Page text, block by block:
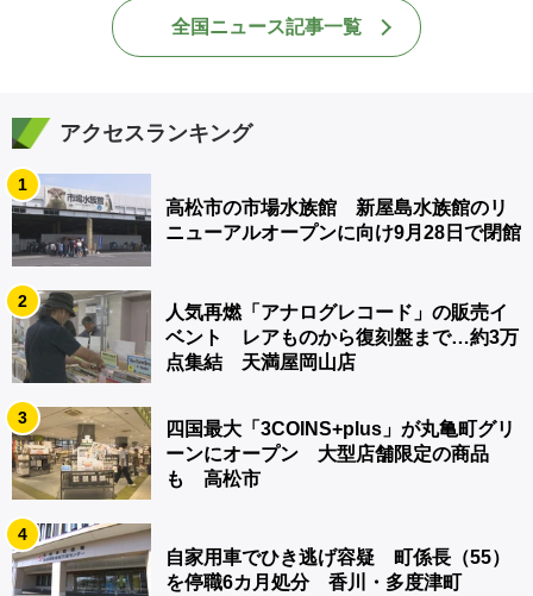
全国ニュース記事一覧
アクセスランキング
1
高松市の市場水族館 新屋島水族館のリ
ニューアルオープンに向け9月28日で閉館
2
人気再燃「アナログレコード」の販売イ
ベント レアものから復刻盤まで…約3万
点集結 天満屋岡山店
3
四国最大「3COINS+plus」が丸亀町グリ
ーンにオープン 大型店舗限定の商品
も 高松市
4
自家用車でひき逃げ容疑 町係長（55）
を停職6カ月処分 香川・多度津町